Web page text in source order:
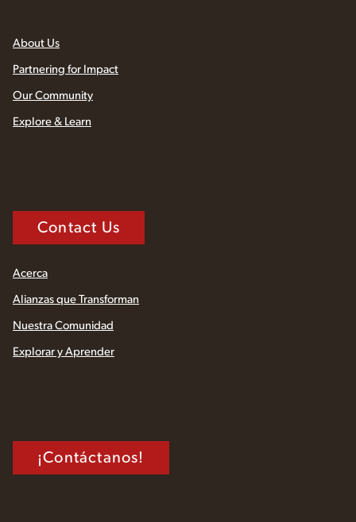
About Us
Partnering for Impact
Our Community
Explore & Learn
Contact Us
Acerca
Alianzas que Transforman
Nuestra Comunidad
Explorar y Aprender
¡Contáctanos!